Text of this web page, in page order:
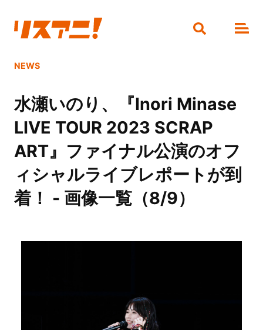
NEWS
水瀬いのり、『Inori Minase
LIVE TOUR 2023 SCRAP
ART』ファイナル公演のオフ
ィシャルライブレポートが到
着！ - 画像一覧（8/9）